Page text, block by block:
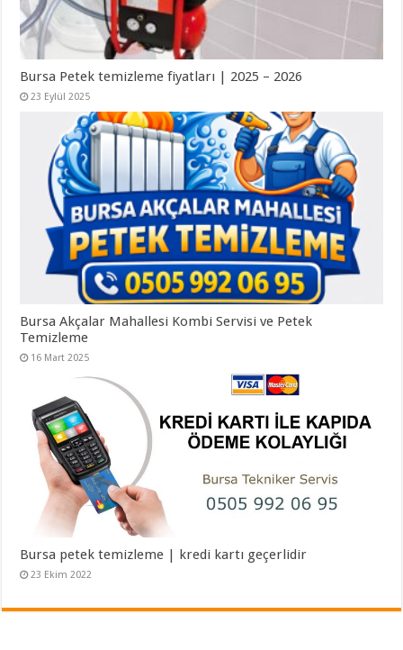
Bursa Petek temizleme fiyatları | 2025 – 2026
23 Eylül 2025
Bursa Akçalar Mahallesi Kombi Servisi ve Petek
Temizleme
16 Mart 2025
Bursa petek temizleme | kredi kartı geçerlidir
23 Ekim 2022